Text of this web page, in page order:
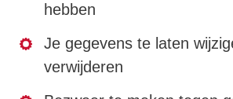
hebben
Je gegevens te laten
verwijderen